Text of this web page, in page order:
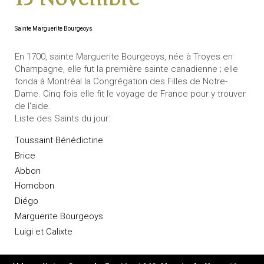
Sainte Marguerite Bourgeoys
En 1700, sainte Marguerite Bourgeoys, née à Troyes en
Champagne, elle fut la première sainte canadienne ; elle
fonda à Montréal la Congrégation des Filles de Notre-
Dame. Cinq fois elle fit le voyage de France pour y trouver
de l'aide.
Liste des Saints du jour:
Toussaint Bénédictine
Brice
Abbon
Homobon
Diégo
Marguerite Bourgeoys
Luigi et Calixte